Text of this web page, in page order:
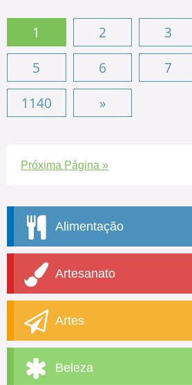
1 2 3
5
6 7
1140
»
Próxima Página »
Alimentação
Artesanato
Artes
Beleza